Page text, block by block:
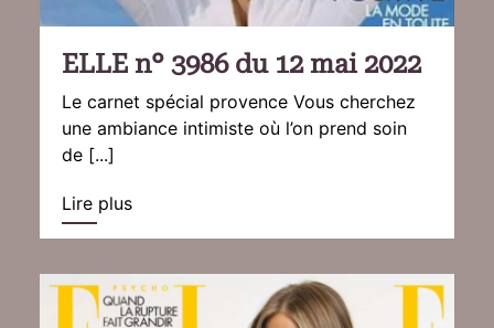
ELLE n° 3986 du 12 mai 2022
Le carnet spécial provence Vous cherchez
une ambiance intimiste où l’on prend soin
de [...]
Lire plus